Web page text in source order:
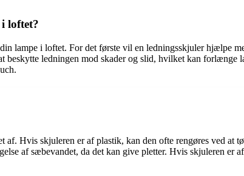
loftet?
lampe i loftet. For det første vil en ledningsskjuler hjælpe
ledningen mod skader og slid, hvilket kan
Hvis skjuleren er af plastik, kan den ofte rengøres ved
af sæbevandet, da det kan give pletter. Hvis skjuleren